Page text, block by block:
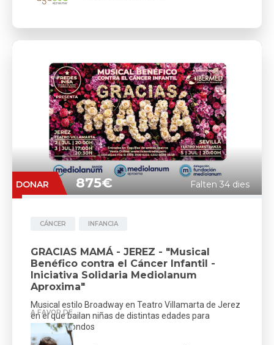
DONAR 875€ Falten 34 dies
CÁNCER INFANCIA
GRACIAS MAMÁ - JEREZ - "Musical
Benéfico contra el Cáncer Infantil -
Iniciativa Solidaria Mediolanum
Aproxima"
Musical estilo Broadway en Teatro Villamarta de Jerez
en el que bailan niñas de distintas edades para
recaudar fondos
A FAVOR DE